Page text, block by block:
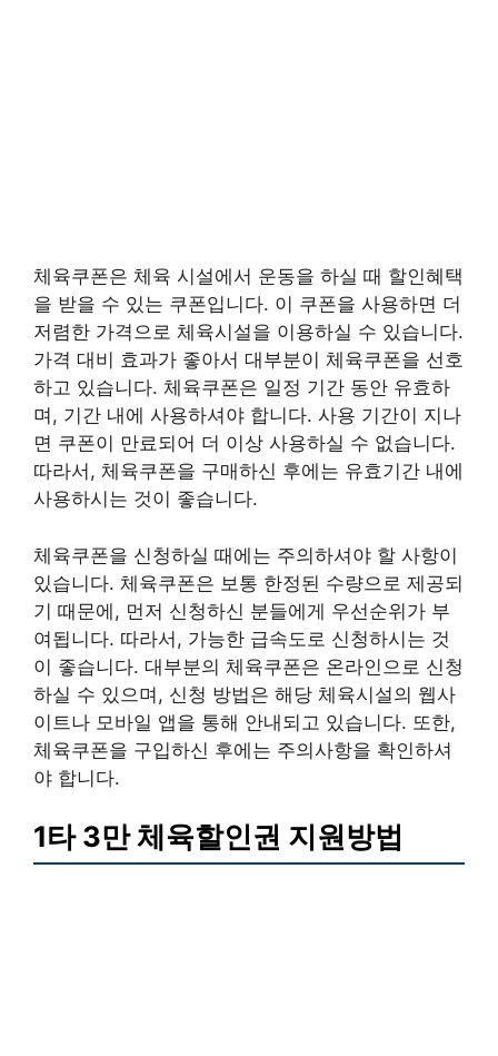
체육쿠폰은 체육 시설에서 운동을 하실 때 할인혜택
을 받을 수 있는 쿠폰입니다. 이 쿠폰을 사용하면 더
저렴한 가격으로 체육시설을 이용하실 수 있습니다.
가격 대비 효과가 좋아서 대부분이 체육쿠폰을 선호
하고 있습니다. 체육쿠폰은 일정 기간 동안 유효하
며, 기간 내에 사용하셔야 합니다. 사용 기간이 지나
면 쿠폰이 만료되어 더 이상 사용하실 수 없습니다.
따라서, 체육쿠폰을 구매하신 후에는 유효기간 내에
사용하시는 것이 좋습니다.
체육쿠폰을 신청하실 때에는 주의하셔야 할 사항이
있습니다. 체육쿠폰은 보통 한정된 수량으로 제공되
기 때문에, 먼저 신청하신 분들에게 우선순위가 부
여됩니다. 따라서, 가능한 급속도로 신청하시는 것
이 좋습니다. 대부분의 체육쿠폰은 온라인으로 신청
하실 수 있으며, 신청 방법은 해당 체육시설의 웹사
이트나 모바일 앱을 통해 안내되고 있습니다. 또한,
체육쿠폰을 구입하신 후에는 주의사항을 확인하셔
야 합니다.
1타 3만 체육할인권 지원방법